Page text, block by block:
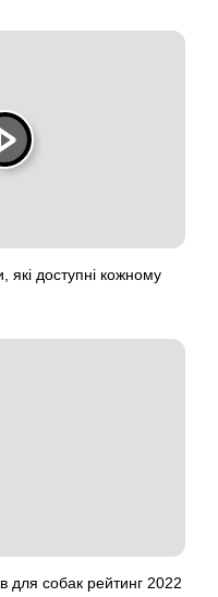
які доступні кожному
для собак рейтинг 2022